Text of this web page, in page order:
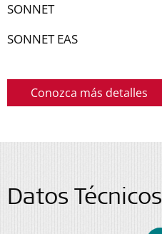
SONNET
SONNET EAS
Conozca más detalles
Datos Técnicos